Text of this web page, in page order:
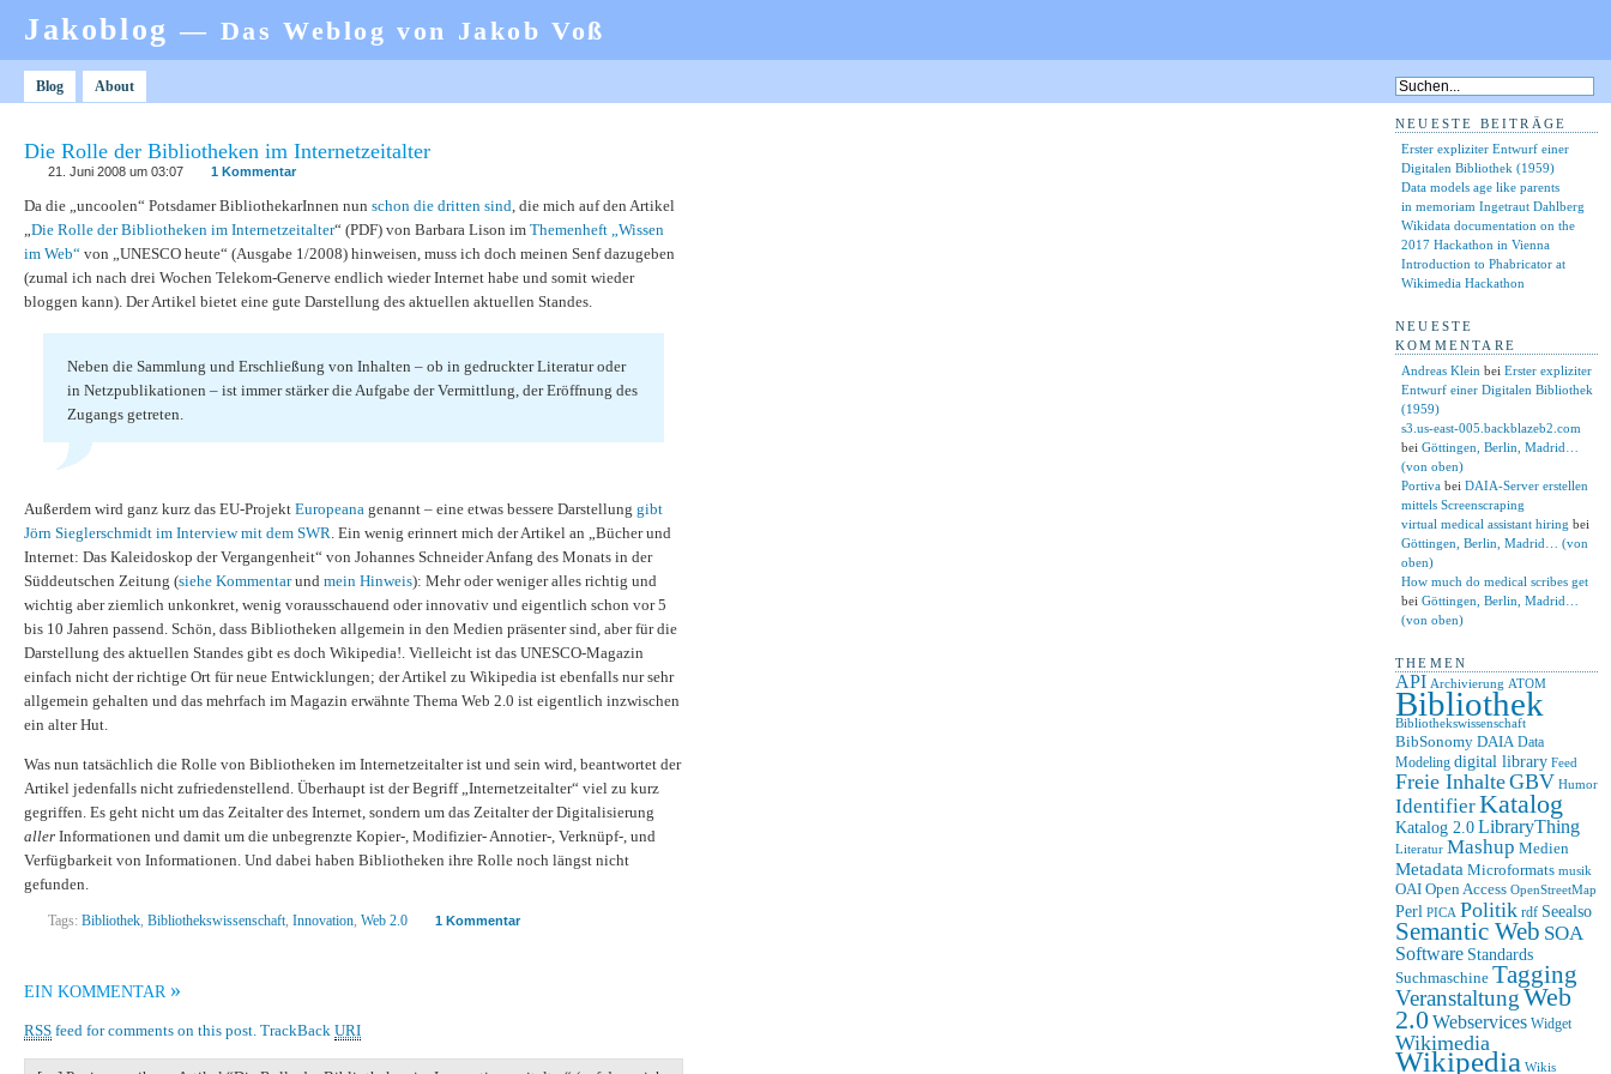
Jakoblog— Das Weblog von Jakob Voß
Blog About
Die Rolle der Bibliotheken im Internetzeitalter
21. Juni 2008 um 03:07 1 Kommentar
Da die „uncoolen“ Potsdamer BibliothekarInnen nun schon die dritten sind, die mich auf den Artikel
„Die Rolle der Bibliotheken im Internetzeitalter“ (PDF) von Barbara Lison im Themenheft „Wissen
im Web“ von „UNESCO heute“ (Ausgabe 1/2008) hinweisen, muss ich doch meinen Senf dazugeben
(zumal ich nach drei Wochen Telekom-Generve endlich wieder Internet habe und somit wieder
bloggen kann). Der Artikel bietet eine gute Darstellung des aktuellen aktuellen Standes.
Neben die Sammlung und Erschließung von Inhalten – ob in gedruckter Literatur oder
in Netzpublikationen – ist immer stärker die Aufgabe der Vermittlung, der Eröffnung des
Zugangs getreten.
Außerdem wird ganz kurz das EU-Projekt Europeana genannt – eine etwas bessere Darstellung gibt
Jörn Sieglerschmidt im Interview mit dem SWR. Ein wenig erinnert mich der Artikel an „Bücher und
Internet: Das Kaleidoskop der Vergangenheit“ von Johannes Schneider Anfang des Monats in der
Süddeutschen Zeitung (siehe Kommentarund mein Hinweis): Mehr oder weniger alles richtig und
wichtig aber ziemlich unkonkret, wenig vorausschauend oder innovativ und eigentlich schon vor 5
bis 10 Jahren passend. Schön, dass Bibliotheken allgemein in den Medien präsenter sind, aber für die
Darstellung des aktuellen Standes gibt es doch Wikipedia!. Vielleicht ist das UNESCO-Magazin
einfach nicht der richtige Ort für neue Entwicklungen; der Artikel zu Wikipedia ist ebenfalls nur sehr
allgemein gehalten und das mehrfach im Magazin erwähnte Thema Web 2.0 ist eigentlich inzwischen
ein alter Hut.
Was nun tatsächlich die Rolle von Bibliotheken im Internetzeitalter ist und sein wird, beantwortet der
Artikel jedenfalls nicht zufriedenstellend. Überhaupt ist der Begriff „Internetzeitalter“ viel zu kurz
gegriffen. Es geht nicht um das Zeitalter des Internet, sondern um das Zeitalter der Digitalisierung
aller Informationen und damit um die unbegrenzte Kopier-, Modifizier- Annotier-, Verknüpf-, und
Verfügbarkeit von Informationen. Und dabei haben Bibliotheken ihre Rolle noch längst nicht
gefunden.
Tags: Bibliothek, Bibliothekswissenschaft, Innovation, Web 2.0 1 Kommentar
EIN KOMMENTAR »
RSS feed for comments on this post. TrackBack URI
NEUESTE BEITRÄGE
Erster expliziter Entwurf einer
Digitalen Bibliothek (1959)
Data models age like parents
in memoriam Ingetraut Dahlberg
Wikidata documentation on the
2017 Hackathon in Vienna
Introduction to Phabricator at
Wikimedia Hackathon
NEUESTE
KOMMENTARE
Andreas Klein bei Erster expliziter
Entwurf einer Digitalen Bibliothek
(1959)
s3.us-east-005.backblazeb2.com
bei Göttingen, Berlin, Madrid…
(von oben)
Portiva bei DAIA-Server erstellen
mittels Screenscraping
virtual medical assistant hiring bei
Göttingen, Berlin, Madrid… (von
oben)
How much do medical scribes get
bei Göttingen, Berlin, Madrid…
(von oben)
THEMEN
API Archivierung ATOM
Bibliothek
Bibliothekswissenschaft
BibSonomy DAIA Data
Modeling digital library Feed
Freie InhalteGBV Humor
IdentifierKatalog
Katalog 2.0 LibraryThing
Literatur Mashup Medien
Metadata Microformats musik
OAI Open Access OpenStreetMap
Perl PICA Politik rdf Seealso
Semantic Web SOA
Software Standards
Suchmaschine Tagging
VeranstaltungWeb
2.0Webservices Widget
Wikimedia
Wikipedia Wikis